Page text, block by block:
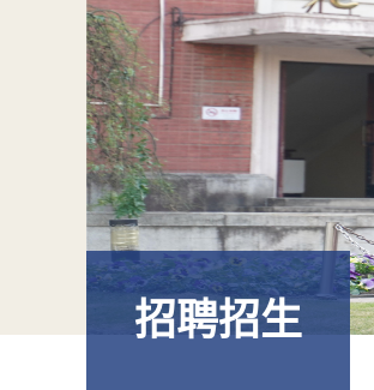
招聘招生